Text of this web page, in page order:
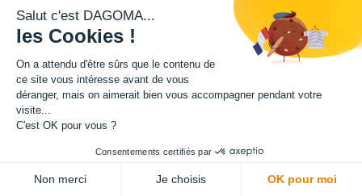
L'expertise de la fabrication additive francaise, au service de vos
projets.
59100 Roubaix, France
Salut c'est DAGOMA...
les Cookies !
On a attendu d'être sûrs que le contenu de
ce site vous intéresse avant de vous
déranger, mais on aimerait bien vous accompagner pendant votre
visite...
C'est OK pour vous ?
Consentements certifiés par
Non merci Je choisis OK pour moi